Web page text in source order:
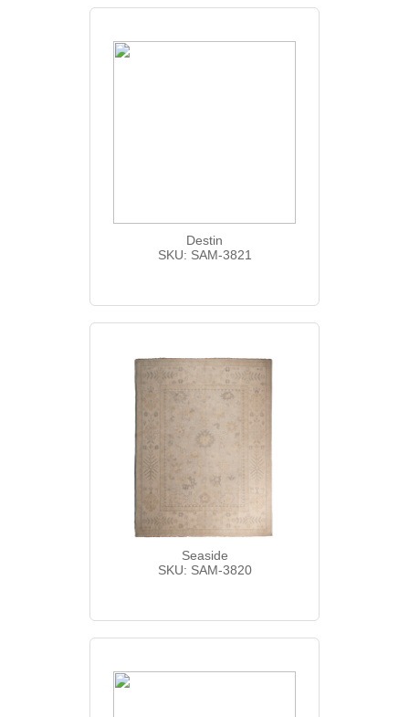
Destin
SKU: SAM-3821
Seaside
SKU: SAM-3820